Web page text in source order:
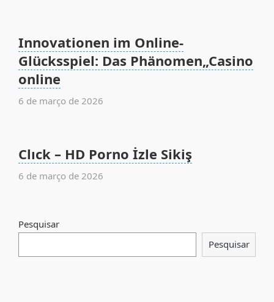
Innovationen im Online-
Glücksspiel: Das Phänomen„Casino
online
6 de março de 2026
Clıck – HD Porno İzle Sikiş
6 de março de 2026
Pesquisar
Pesquisar